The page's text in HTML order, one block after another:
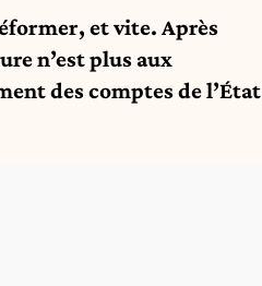
et vite. Après
n’est plus aux
des comptes de l’État